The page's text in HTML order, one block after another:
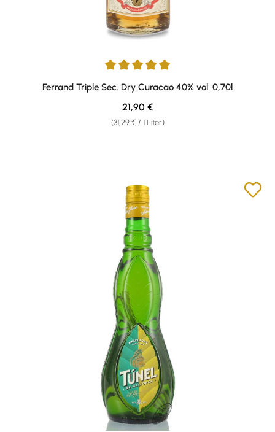
Durchschnittliche Bewertung von 4.95 von 5 Sternen
Ferrand Triple Sec. Dry Curacao 40% vol. 0,70l
(31,29 € / 1 Liter)
Regulärer Preis:
21,90 €